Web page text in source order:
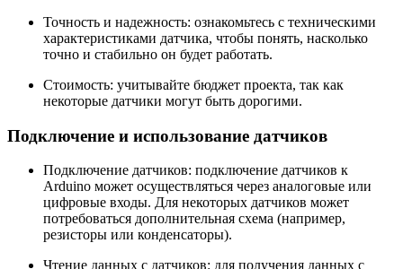
Точность и надежность: ознакомьтесь с техническими
характеристиками датчика, чтобы понять, насколько
точно и стабильно он будет работать.
Стоимость: учитывайте бюджет проекта, так как
некоторые датчики могут быть дорогими.
Подключение и использование датчиков
Подключение датчиков: подключение датчиков к
Arduino может осуществляться через аналоговые или
цифровые входы. Для некоторых датчиков может
потребоваться дополнительная схема (например,
резисторы или конденсаторы).
Чтение данных с датчиков: для получения данных с